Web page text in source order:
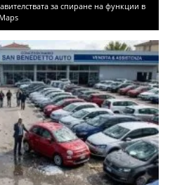
за спиране на функции в